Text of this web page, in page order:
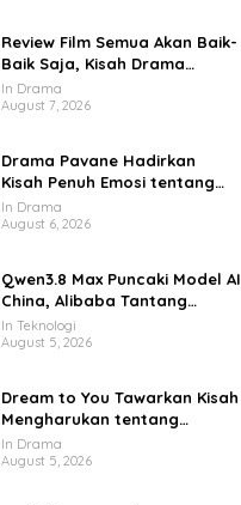
Review Film Semua Akan Baik-
Baik Saja, Kisah Drama
Keluarga yang Sarat Makna
tentang Kehilangan dan
In Drama
August 7, 2026
Drama Pavane Hadirkan
Kisah Penuh Emosi tentang
Cinta, Penyesalan, dan
Kesempatan Memulai Kembali
In Drama
August 6, 2026
Qwen3.8 Max Puncaki Model AI
China, Alibaba Tantang
Pemain Global
In Teknologi
August 5, 2026
Dream to You Tawarkan Kisah
Mengharukan tentang
Perjuangan Meraih Mimpi
yang Sempat Tertunda
In Drama
August 5, 2026